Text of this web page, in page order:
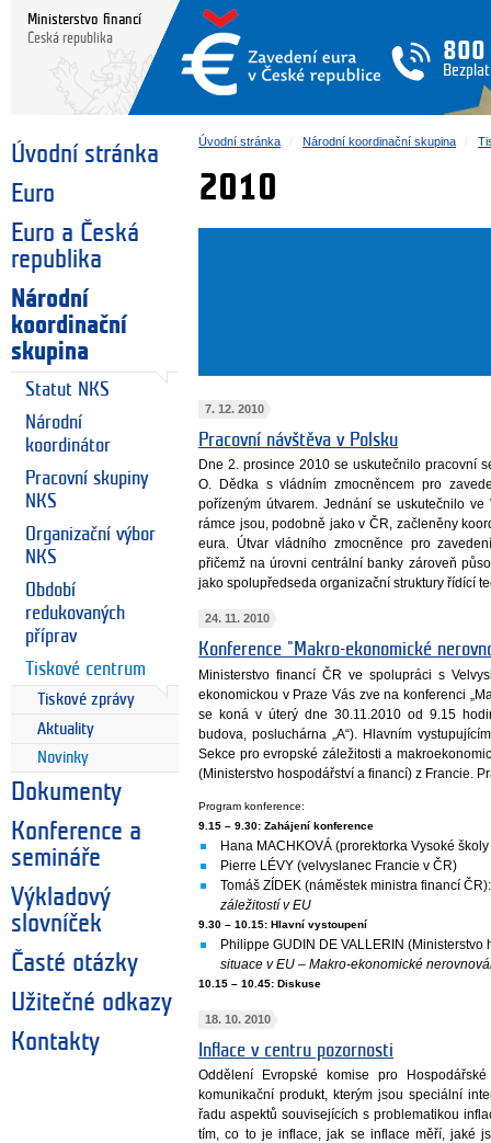
Ministerstvo financí
Česká republika
800
Úvodní stránka
Euro
Euro a Česká
republika
Národní
koordinační
skupina
Statut NKS
Národní
koordinátor
Pracovní skupiny
NKS
Organizační výbor
NKS
Období
redukovaných
příprav
Tiskové centrum
Tiskové zprávy
Aktuality
Novinky
Dokumenty
Konference a
semináře
Výkladový
slovníček
Časté otázky
Užitečné odkazy
Kontakty
Úvodní stránka Národní koordinační skupina
2010
7. 12. 2010
Pracovní návštěva v Polsku
Dne 2. prosince 2010 se uskutečnilo pracovní
O. Dědka s vládním zmocněncem pro
pořízeným útvarem. Jednání se uskutečnilo
rámce jsou, podobně jako v ČR, začleněny
eura. Útvar vládního zmocněnce pro
přičemž na úrovni centrální banky zároveň
jako spolupředseda organizační struktury řídící
24. 11. 2010
Konference "Makro-ekonomické
Ministerstvo financí ČR ve spolupráci s
ekonomickou v Praze Vás zve na konferenci
se koná v úterý dne 30.11.2010 od 9.15
budova, posluchárna „A“). Hlavním
Sekce pro evropské záležitosti a
(Ministerstvo hospodářství a financí) z Francie.
Program konference:
9.15 – 9.30: Zahájení konference
Hana MACHKOVÁ (prorektorka Vysoké
Pierre LÉVY (velvyslanec Francie v ČR)
Tomáš ZÍDEK (náměstek ministra financí
záležitostí v EU
9.30 – 10.15: Hlavní vystoupení
Philippe GUDIN DE VALLERIN
situace v EU – Makro-ekonomické
10.15 – 10.45: Diskuse
18. 10. 2010
Inflace v centru pozornosti
Oddělení Evropské komise pro
komunikační produkt, kterým jsou speciální
řadu aspektů souvisejících s problematikou
tím, co to je inflace, jak se inflace měří, jaké